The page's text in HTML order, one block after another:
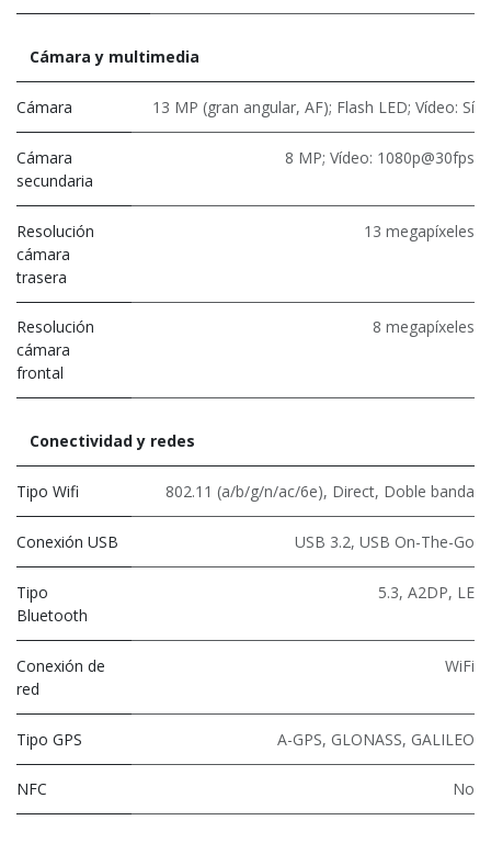
Cámara y multimedia
Cámara 13 MP (gran angular, AF); Flash LED; Vídeo: Sí
Cámara
secundaria
8 MP; Vídeo: 1080p@30fps
Resolución
cámara
trasera
13 megapíxeles
Resolución
cámara
frontal
8 megapíxeles
Conectividad y redes
Tipo Wifi 802.11 (a/b/g/n/ac/6e), Direct, Doble banda
Conexión USB USB 3.2, USB On-The-Go
Tipo
Bluetooth
5.3, A2DP, LE
Conexión de
red
WiFi
Tipo GPS A-GPS, GLONASS, GALILEO
NFC No